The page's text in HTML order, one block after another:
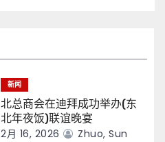
新闻
北总商会在迪拜成功举办(东
北年夜饭)联谊晚宴
2月 16, 2026 Zhuo, Sun